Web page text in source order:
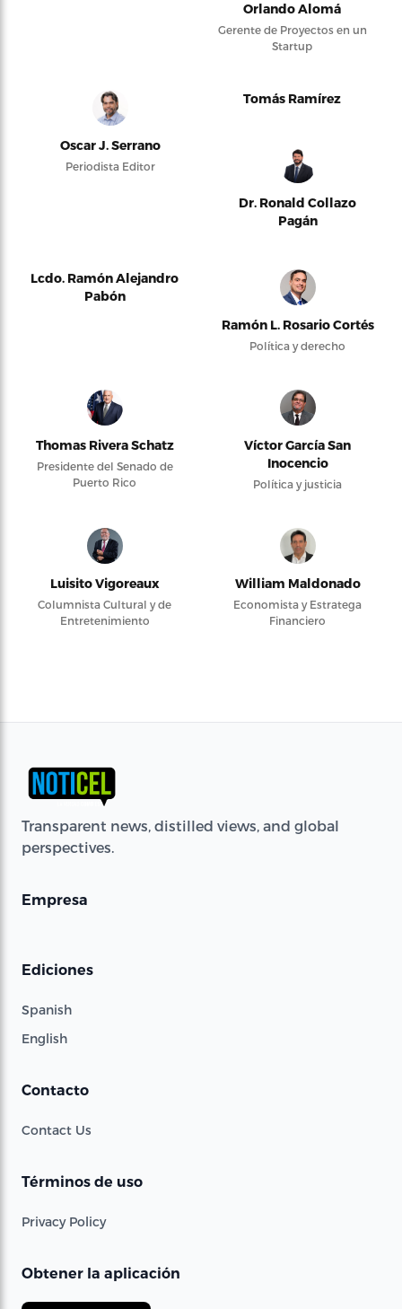
Orlando Alomá
Gerente de Proyectos en un
Startup
Oscar J. Serrano
Periodista Editor
Tomás Ramírez
Dr. Ronald Collazo
Pagán
Lcdo. Ramón Alejandro
Pabón
Ramón L. Rosario Cortés
Política y derecho
Thomas Rivera Schatz
Presidente del Senado de
Puerto Rico
Víctor García San
Inocencio
Política y justicia
Luisito Vigoreaux
Columnista Cultural y de
Entretenimiento
William Maldonado
Economista y Estratega
Financiero
Transparent news, distilled views, and global
perspectives.
Empresa
Ediciones
Spanish
English
Contacto
Contact Us
Términos de uso
Privacy Policy
Obtener la aplicación